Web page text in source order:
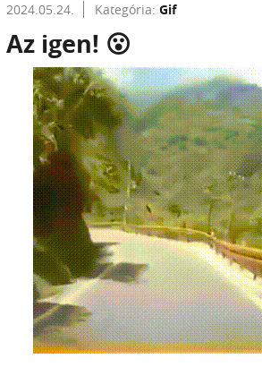
2024.05.24. Kategória: Gif
Az igen! 😮